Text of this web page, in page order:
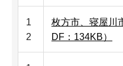
1
2
枚方市、寝屋川
DF：134KB）